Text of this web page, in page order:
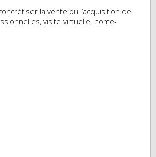
la vente ou l’acquisition de
visite virtuelle, home-